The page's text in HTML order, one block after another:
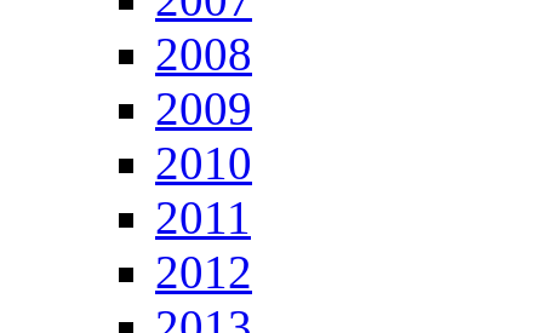
2008
2009
2010
2011
2012